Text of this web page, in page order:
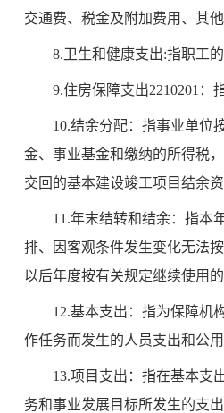
交通费、税金及附加费用、其
8.卫生和健康支出:指职工的
9.住房保障支出2210201：
10.结余分配：指事业单位
金、事业基金和缴纳的所得税
交回的基本建设竣工项目结余资
11.年末结转和结余：指本
排、因客观条件发生变化无法
以后年度按有关规定继续使用的
12.基本支出：指为保障机
作任务而发生的人员支出和公用
13.项目支出：指在基本支
务和事业发展目标所发生的支出